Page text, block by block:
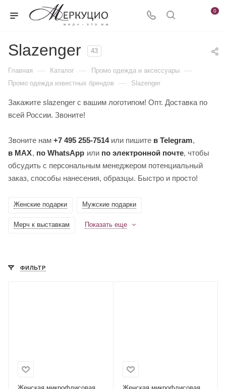
0
Slazenger 43
Главная — Каталог — Промо одежда и аксессуары —
Промо одежда известных брендов — Slazenger
Закажите slazenger с вашим логотипом! Опт. Доставка по
всей России. Звоните!
Звоните нам +7 495 255-7514или пишите в Telegram,
в MAX, по WhatsApp или по электронной почте, чтобы
обсудить с персональным менеджером потенциальный
заказ, способы нанесения, образцы. Быстро и просто!
Женские подарки Мужские подарки
Мерч к выставкам Показать еще
ФИЛЬТР